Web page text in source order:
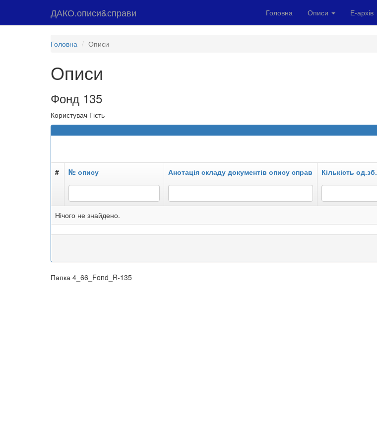
ДАКО.описи&справи Головна Описи Е-архів
Головна Описи
Описи
Фонд 135
Користувач Гість
# № опису Анотація складу документів опису справ Кількість од.зб.
Нічого не знайдено.
Папка 4_66_Fond_R-135